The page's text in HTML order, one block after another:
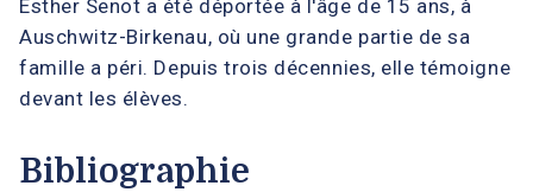
Esther Senot a été déportée à l'âge de 15 ans, à
Auschwitz-Birkenau, où une grande partie de sa
famille a péri. Depuis trois décennies, elle témoigne
devant les élèves.
Bibliographie